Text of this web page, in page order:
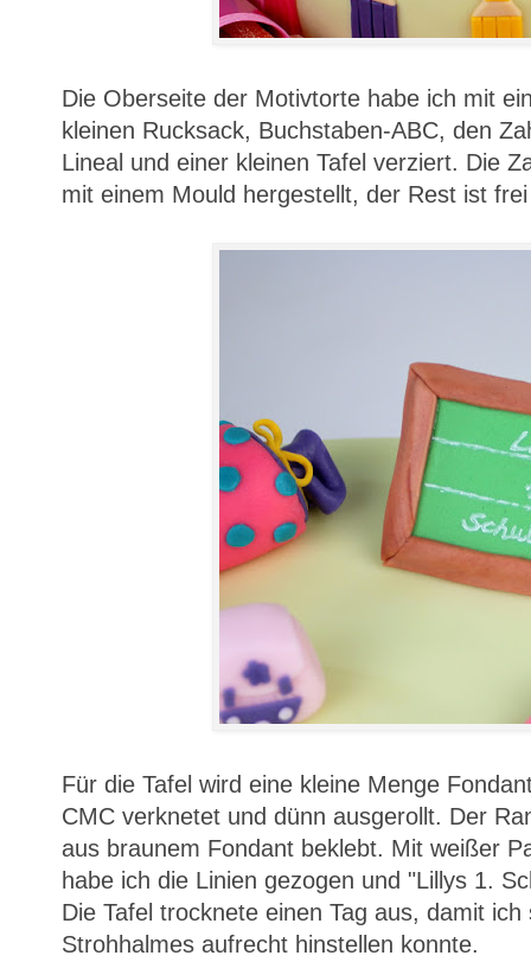
Die Oberseite der Motivtorte habe ich mit
kleinen Rucksack, Buchstaben-ABC, den
Lineal und einer kleinen Tafel verziert. Die
mit einem Mould hergestellt, der Rest ist
Für die Tafel wird eine kleine Menge
CMC verknetet und dünn ausgerollt. Der
aus braunem Fondant beklebt. Mit weißer
habe ich die Linien gezogen und "Lillys 1.
Die Tafel trocknete einen Tag aus, damit
Strohhalmes aufrecht hinstellen konnte.